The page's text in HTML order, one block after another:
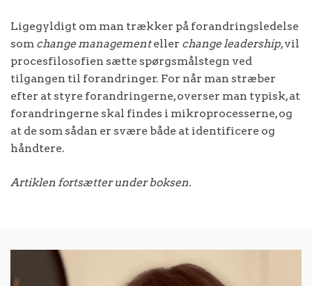
Ligegyldigt om man trækker på forandringsledelse
som change managementeller change leadership, vil
procesfilosofien sætte spørgsmålstegn ved
tilgangen til forandringer. For når man stræber
efter at styre forandringerne, overser man typisk, at
forandringerne skal findes i mikroprocesserne, og
at de som sådan er svære både at identificere og
håndtere.
Artiklen fortsætter under boksen.